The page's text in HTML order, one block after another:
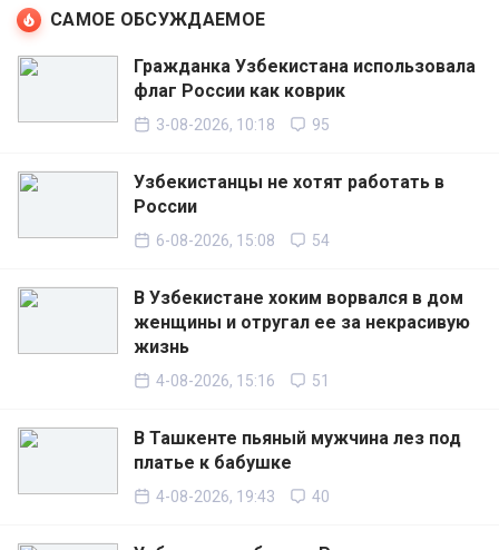
САМОЕ ОБСУЖДАЕМОЕ
Гражданка Узбекистана использовала
флаг России как коврик
3-08-2026, 10:18 95
Узбекистанцы не хотят работать в
России
6-08-2026, 15:08 54
В Узбекистане хоким ворвался в дом
женщины и отругал ее за некрасивую
жизнь
4-08-2026, 15:16 51
В Ташкенте пьяный мужчина лез под
платье к бабушке
4-08-2026, 19:43 40